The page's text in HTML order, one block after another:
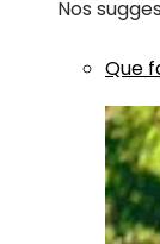
Nos
Que